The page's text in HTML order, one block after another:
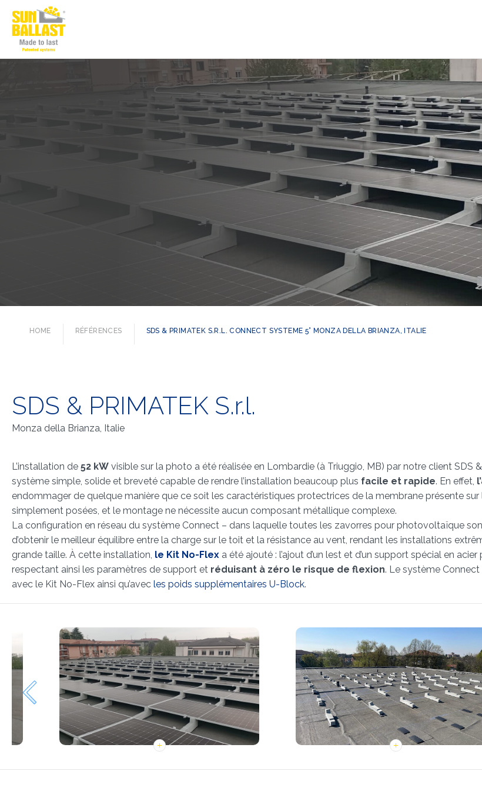
HOME RÉFÉRENCES SDS & PRIMATEK S.R.L. CONNECT SYSTEME 5° MONZA DELLA BRIANZA, ITALIE
SDS & PRIMATEK S.r.l.
Monza della Brianza, Italie
L’installation de 52 kW visible sur la photo a été réalisée en Lombardie (à Triuggio, MB) par notre client SDS &
système simple, solide et breveté capable de rendre l’installation beaucoup plus facile et rapide. En effet,
endommager de quelque manière que ce soit les caractéristiques protectrices de la membrane présente
simplement posées, et le montage ne nécessite aucun composant métallique complexe.
La configuration en réseau du système Connect – dans laquelle toutes les zavorres pour photovoltaïque
d’obtenir le meilleur équilibre entre la charge sur le toit et la résistance au vent, rendant les installations
grande taille. À cette installation, le Kit No-Flex a été ajouté : l’ajout d’un lest et d’un support spécial en
respectant ainsi les paramètres de support et réduisant à zéro le risque de flexion. Le système
avec le Kit No-Flex ainsi qu’avec les poids supplémentaires U-Block.